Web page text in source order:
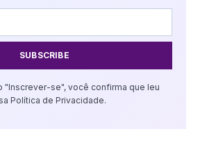
SUBSCRIBE
"Inscrever-se", você confirma que leu
Política de Privacidade.